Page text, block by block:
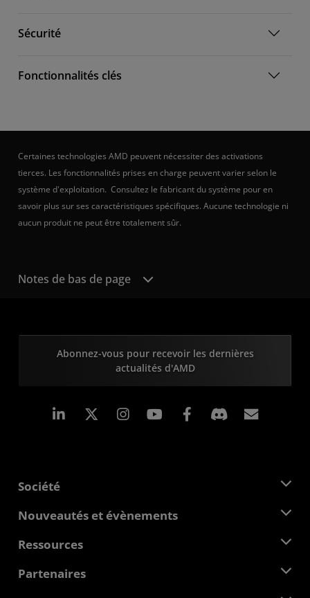
Sécurité
Fonctionnalités clés
Certaines technologies AMD peuvent nécessiter des activations
tierces. Les fonctionnalités prises en charge peuvent varier selon le
système d'exploitation. Consultez le fabricant du système pour en
savoir plus sur ses caractéristiques spécifiques. Aucune technologie ni
aucun produit ne peut être totalement sûr.
Notes de bas de page
Abonnez-vous pour recevoir les dernières
actualités d'AMD
LinkedIn Instagram Facebook
Société
À propos d'AMD
Responsabilité d'entreprise
Carrières
Nous contacter
Nouveautés et évènements
Salle de presse
Médiathèque
Ressources
Centre pour les développeurs
Partenaires